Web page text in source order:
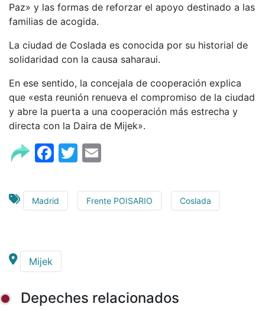
Paz» y las formas de reforzar el apoyo destinado a las
familias de acogida.
La ciudad de Coslada es conocida por su historial de
solidaridad con la causa saharaui.
En ese sentido, la concejala de cooperación explica
que «esta reunión renueva el compromiso de la ciudad
y abre la puerta a una cooperación más estrecha y
directa con la Daira de Mijek».
Facebook
Twitter
Madrid Frente POISARIO Coslada
Mijek
Depeches relacionados